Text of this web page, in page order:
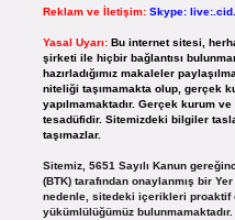
Reklam ve İletişim: Skype:
Yasal Uyarı: Bu internet sitesi,
şirketi ile hiçbir bağlantısı
hazırladığımız makaleler
niteliği taşımamakta olup, gerçek
yapılmamaktadır. Gerçek kurum
tesadüfidir. Sitemizdeki bilgiler
taşımazlar.
Sitemiz, 5651 Sayılı Kanun
(BTK) tarafından onaylanmış bir
nedenle, sitedeki içerikleri proaktif
yükümlülüğümüz